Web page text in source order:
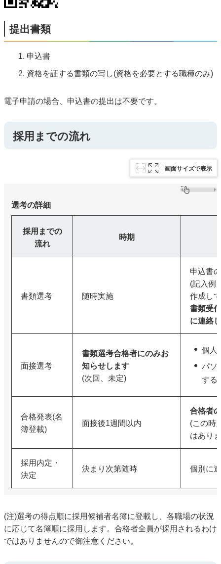
提出書類
申込書
資格を証する書類の写し(資格を必要とする職種のみ)
電子申請の場合、申込書の提出は不要です。
採用までの流れ
画面サイズで表示
選考の詳細
採用までの
流れ
時期
書類選考 随時実施
申込書
(記入例
作成し
書類受
に連絡
面接選考
書類選考合格者にのみお
知らせします
(次回、未定)
個人
パソ
する
合格発表(名
簿登載)
面接後1週間以内
合格者
(この時
はあり
採用内定・
決定
決まり次第随時 個別に
(注)選考の得点順に採用候補者名簿に登載し、各職場の状況
に応じて名簿順に採用します。合格者全員が採用されるわけ
ではありませんので御注意ください。